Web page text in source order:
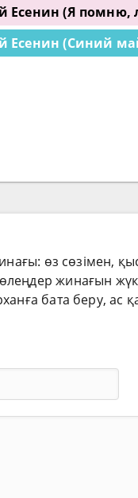
Есенин (Я
Есенин (Синий
өз сөзімен,
жинағын
бата беру, ас